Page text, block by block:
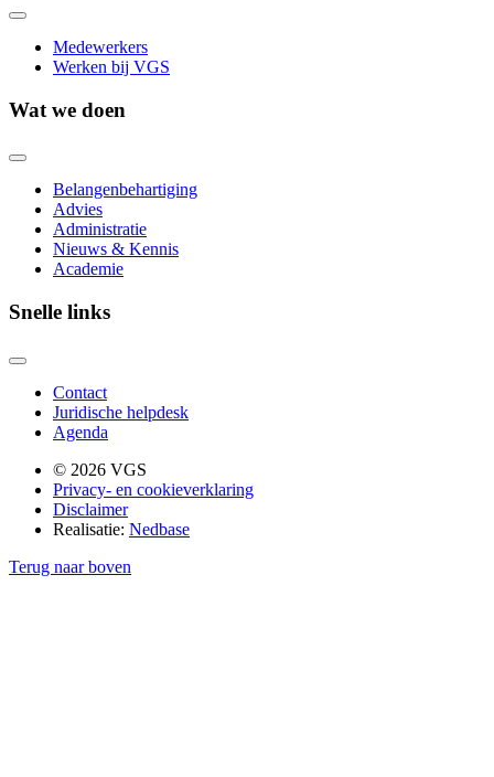
Medewerkers
Werken bij VGS
Wat we doen
Belangenbehartiging
Advies
Administratie
Nieuws & Kennis
Academie
Snelle links
Contact
Juridische helpdesk
Agenda
© 2026 VGS
Privacy- en cookieverklaring
Disclaimer
Realisatie: Nedbase
Terug naar boven